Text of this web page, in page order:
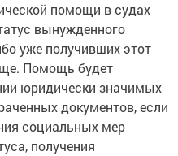
помощи в судах
вынужденного
уже получивших этот
Помощь будет
юридически значимых
документов, если
социальных мер
получения